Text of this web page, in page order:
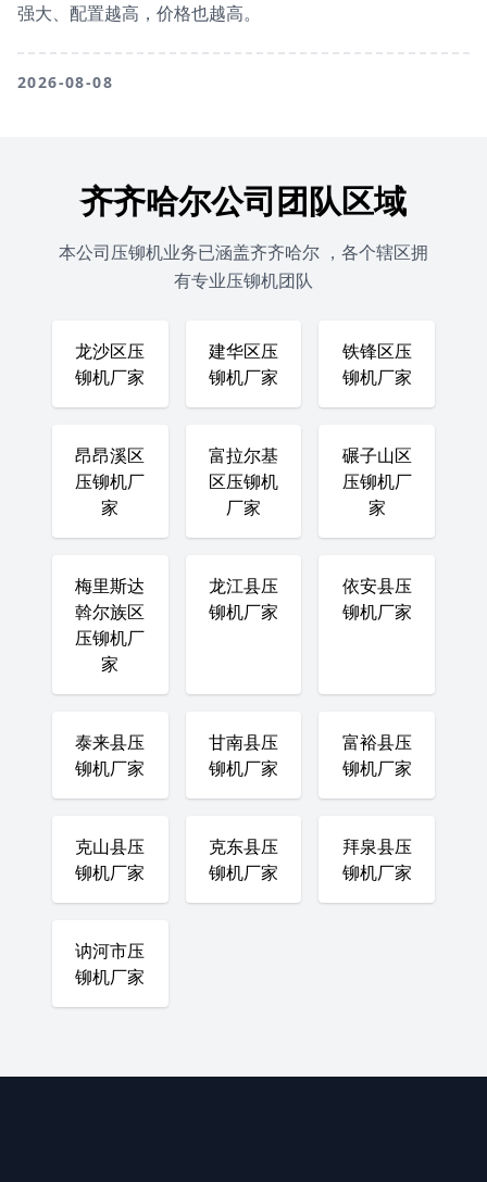
强大、配置越高，价格也越高。
2026-08-08
齐齐哈尔公司团队区域
本公司压铆机业务已涵盖齐齐哈尔 ，各个辖区拥
有专业压铆机团队
龙沙区压
铆机厂家
建华区压
铆机厂家
铁锋区压
铆机厂家
昂昂溪区
压铆机厂
家
富拉尔基
区压铆机
厂家
碾子山区
压铆机厂
家
梅里斯达
斡尔族区
压铆机厂
家
龙江县压
铆机厂家
依安县压
铆机厂家
泰来县压
铆机厂家
甘南县压
铆机厂家
富裕县压
铆机厂家
克山县压
铆机厂家
克东县压
铆机厂家
拜泉县压
铆机厂家
讷河市压
铆机厂家